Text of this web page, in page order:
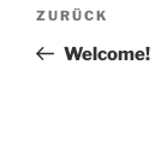
Vorheriger
Beitrag
ZURÜCK
Welcome!